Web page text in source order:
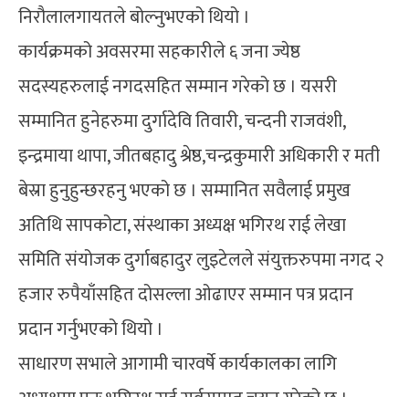
निरौलालगायतले बोल्नुभएको थियो ।
कार्यक्रमको अवसरमा सहकारीले ६ जना ज्येष्ठ
सदस्यहरुलाई नगदसहित सम्मान गरेको छ । यसरी
सम्मानित हुनेहरुमा दुर्गादेवि तिवारी, चन्दनी राजवंशी,
इन्द्रमाया थापा, जीतबहादु श्रेष्ठ,चन्द्रकुमारी अधिकारी र मती
बेस्रा हुनुहुन्छरहनु भएको छ । सम्मानित सवैलाई प्रमुख
अतिथि सापकोटा, संस्थाका अध्यक्ष भगिरथ राई लेखा
समिति संयोजक दुर्गाबहादुर लुइटेलले संयुक्तरुपमा नगद २
हजार रुपैयाँसहित दोसल्ला ओढाएर सम्मान पत्र प्रदान
प्रदान गर्नुभएको थियो ।
साधारण सभाले आगामी चारवर्षे कार्यकालका लागि